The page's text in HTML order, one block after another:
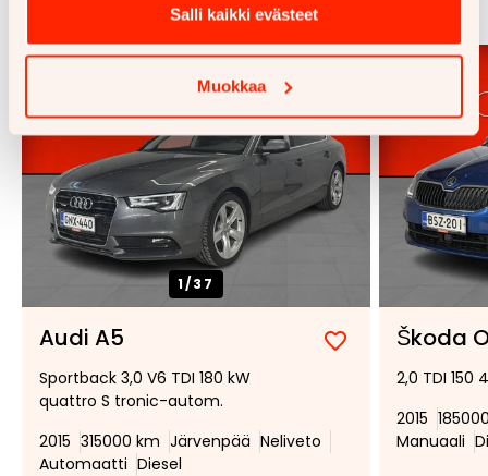
Salli kaikki evästeet
Muokkaa
1/37
Audi A5
Lisää
suosikiksi
Poista
suosikeista
Sportback 3,0 V6 TDI 180 kW
quattro S tronic-autom.
2015 315000 km Järvenpää Neliveto
Automaatti Diesel
Škoda
2,0 TDI 150
2015
Manuaali